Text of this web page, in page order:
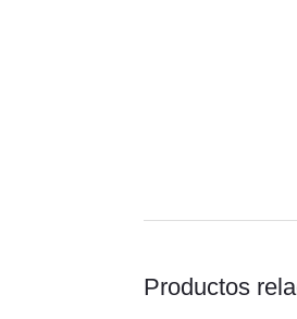
Productos